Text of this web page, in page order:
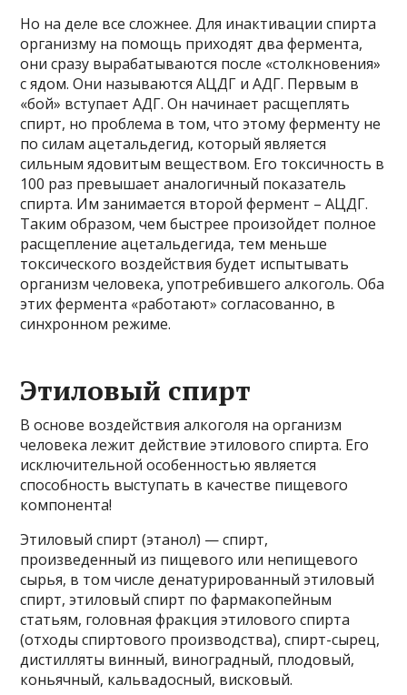
Но на деле все сложнее. Для инактивации спирта
организму на помощь приходят два фермента,
они сразу вырабатываются после «столкновения»
с ядом. Они называются АЦДГ и АДГ. Первым в
«бой» вступает АДГ. Он начинает расщеплять
спирт, но проблема в том, что этому ферменту не
по силам ацетальдегид, который является
сильным ядовитым веществом. Его токсичность в
100 раз превышает аналогичный показатель
спирта. Им занимается второй фермент – АЦДГ.
Таким образом, чем быстрее произойдет полное
расщепление ацетальдегида, тем меньше
токсического воздействия будет испытывать
организм человека, употребившего алкоголь. Оба
этих фермента «работают» согласованно, в
синхронном режиме.
Этиловый спирт
В основе воздействия алкоголя на организм
человека лежит действие этилового спирта. Его
исключительной особенностью является
способность выступать в качестве пищевого
компонента!
Этиловый спирт (этанол) — спирт,
произведенный из пищевого или непищевого
сырья, в том числе денатурированный этиловый
спирт, этиловый спирт по фармакопейным
статьям, головная фракция этилового спирта
(отходы спиртового производства), спирт-сырец,
дистилляты винный, виноградный, плодовый,
коньячный, кальвадосный, висковый.